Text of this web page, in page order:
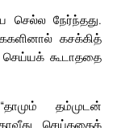
செல்ல நேர்ந்தது.
கசக்கித்
செய்யக் கூடாததை
தம்முடன்
செய்ததைக்